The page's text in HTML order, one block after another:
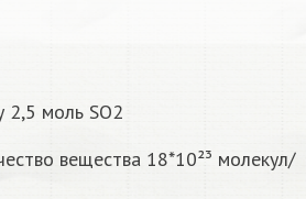
2,5 моль SO2
вещества 18*10²³ молекул/